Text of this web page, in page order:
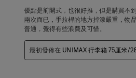
優點是前開式，也很好推，但是購買不
兩次而已，手拉桿的地方掉漆嚴重，物
普通，覺得有些浪費及可惜。
最初發佈在 UNIMAX 行李箱 75厘米/